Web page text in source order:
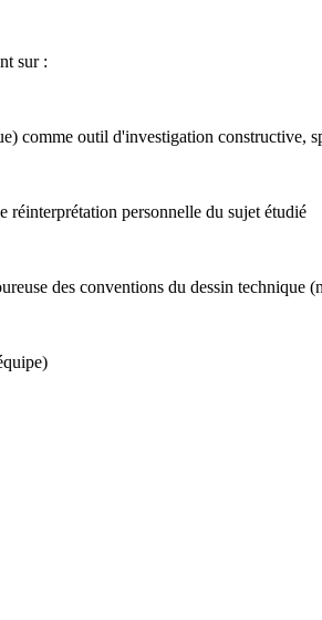
sur :
comme outil d'investigation constructive,
réinterprétation personnelle du sujet étudié
des conventions du dessin